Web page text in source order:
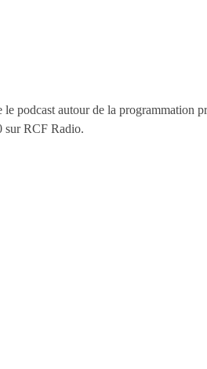
podcast autour de la programmation
sur RCF Radio.